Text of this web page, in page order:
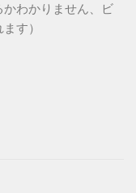
わかりません、ビ
す）